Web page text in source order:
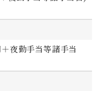
夜勤手当等諸手当